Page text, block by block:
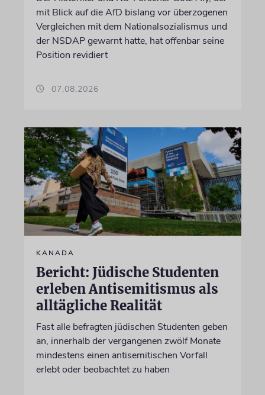
mit Blick auf die AfD bislang vor überzogenen
Vergleichen mit dem Nationalsozialismus und
der NSDAP gewarnt hatte, hat offenbar seine
Position revidiert
07.08.2026
KANADA
Bericht: Jüdische Studenten
erleben Antisemitismus als
alltägliche Realität
Fast alle befragten jüdischen Studenten geben
an, innerhalb der vergangenen zwölf Monate
mindestens einen antisemitischen Vorfall
erlebt oder beobachtet zu haben